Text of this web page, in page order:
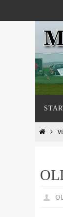
Inhalt
Inhalt
springen